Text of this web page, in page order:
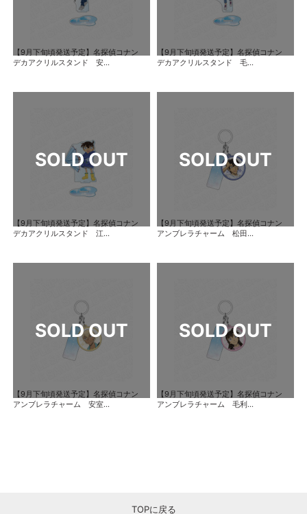
【9月下旬頃発送予定】名探偵コナン
デカアクリルスタンド 安...
【9月下旬頃発送予定】名探偵コナン
デカアクリルスタンド 毛...
【9月下旬頃発送予定】名探偵コナン
デカアクリルスタンド 江...
【9月下旬頃発送予定】名探偵コナン
アンブレラチャーム 松田...
【9月下旬頃発送予定】名探偵コナン
アンブレラチャーム 安室...
【9月下旬頃発送予定】名探偵コナン
アンブレラチャーム 毛利...
TOPに戻る